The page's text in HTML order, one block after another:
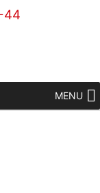
44
MENU